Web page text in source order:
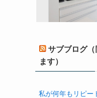
サブブログ（
ます）
私が何年もリピー